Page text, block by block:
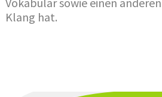
Klang hat.